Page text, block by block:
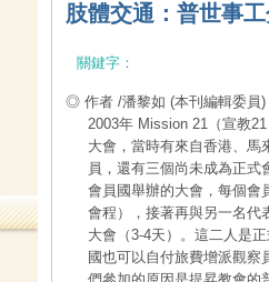
肢體交通：普世事
關鍵字：
◎ 作者 /潘黎如 (本刊編輯委員)
2003年 Mission 21（宣教
大會，當時有來自香港、馬
員，還有三個尚未成為正
會員國舉辦的大會，每個會
會程），接著再與另一名代
大會（3-4天）。這二人是
國也可以自付旅費增派觀